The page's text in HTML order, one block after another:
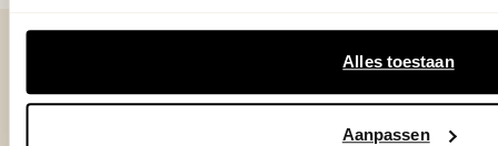
Alles toestaan
Aanpassen
0575 - 58 36 00